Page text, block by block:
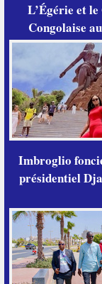
L’Égérie et
Congolaise
Imbroglio
présidentiel